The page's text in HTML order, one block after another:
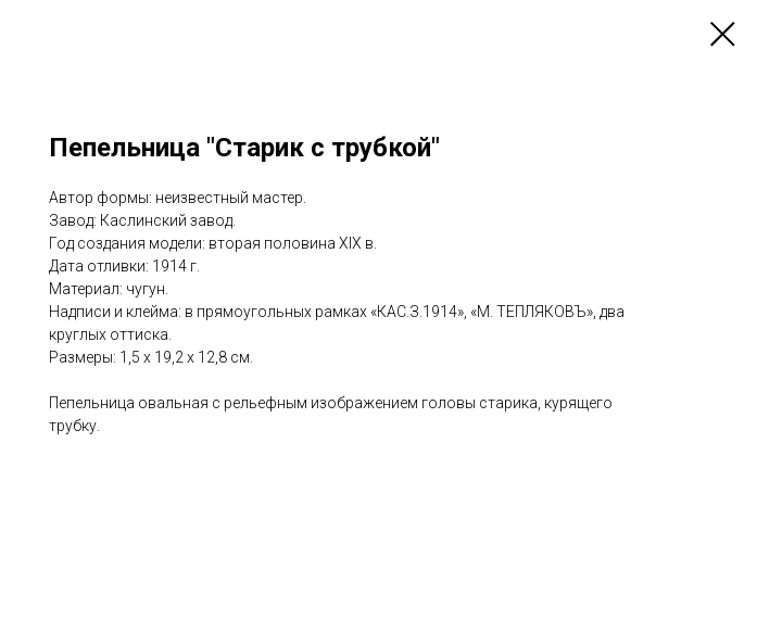
Пепельница "Старик с трубкой"
Автор формы: неизвестный мастер.
Завод: Каслинский завод.
Год создания модели: вторая половина XIX в.
Дата отливки: 1914 г.
Материал: чугун.
Надписи и клейма: в прямоугольных рамках «КАС.З.1914», «М. ТЕПЛЯКОВЪ», два
круглых оттиска.
Размеры: 1,5 х 19,2 х 12,8 см.
Пепельница овальная с рельефным изображением головы старика, курящего
трубку.